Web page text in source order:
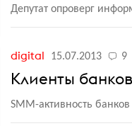
Депутат опроверг
digital 15.07.2013 9
Клиенты
SMM-активность